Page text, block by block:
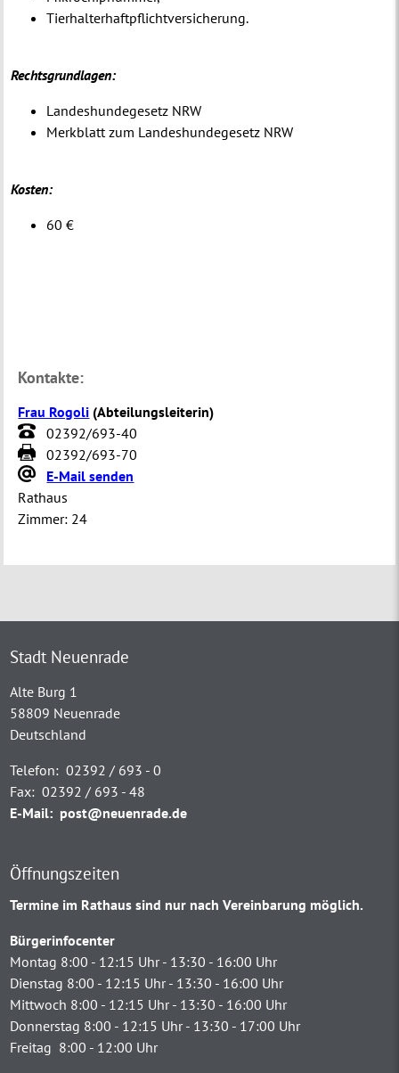
Tierhalterhaftpflichtversicherung.
Rechtsgrundlagen:
Landeshundegesetz NRW
Merkblatt zum Landeshundegesetz NRW
Kosten:
60 €
Kontakte:
Frau Rogoli (Abteilungsleiterin)
02392/693-40
02392/693-70
E-Mail senden
Rathaus
Zimmer: 24
Stadt Neuenrade
Alte Burg 1
58809 Neuenrade
Deutschland
Telefon: 02392 / 693 - 0
Fax: 02392 / 693 - 48
E-Mail: post@neuenrade.de
Öffnungszeiten
Termine im Rathaus sind nur nach Vereinbarung möglich.
Bürgerinfocenter
Montag 8:00 - 12:15 Uhr - 13:30 - 16:00 Uhr
Dienstag 8:00 - 12:15 Uhr - 13:30 - 16:00 Uhr
Mittwoch 8:00 - 12:15 Uhr - 13:30 - 16:00 Uhr
Donnerstag 8:00 - 12:15 Uhr - 13:30 - 17:00 Uhr
Freitag 8:00 - 12:00 Uhr